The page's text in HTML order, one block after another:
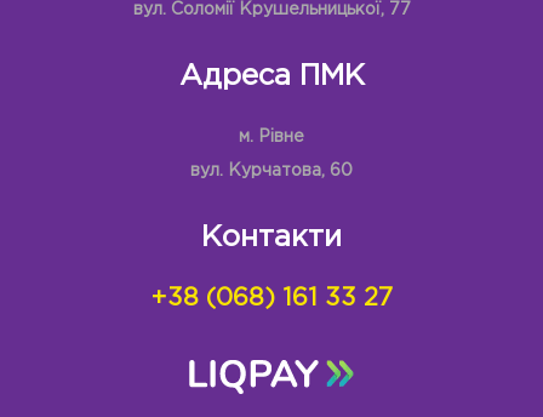
вул. Соломії Крушельницької, 77
Адреса ПМК
м. Рівне
вул. Курчатова, 60
Контакти
+38 (068) 161 33 27